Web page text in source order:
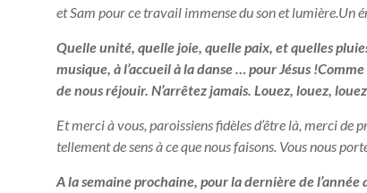
et Sam pour ce travail immense du son et lumière.Un
Quelle unité, quelle joie, quelle paix, et quelles
musique, à l’accueil à la danse … pour Jésus
de nous réjouir. N’arrêtez jamais. Louez, louez,
Et merci à vous, paroissiens fidèles d’être là, merci de
tellement de sens à ce que nous faisons. Vous nous
A la semaine prochaine, pour la dernière de